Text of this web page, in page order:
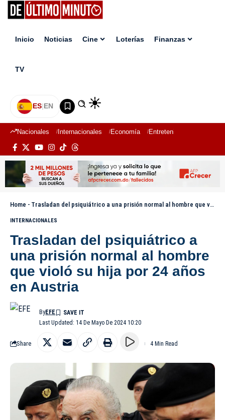
Inicio Noticias Cine Loterías Finanzas
TV
ES|EN
Nacionales Internacionales Economía Entretenimiento
Home - Trasladan del psiquiátrico a una prisión normal al hombre que violó su hija por 24 años en Austria
INTERNACIONALES
Trasladan del psiquiátrico a
una prisión normal al hombre
que violó su hija por 24 años
en Austria
Last Updated: 14 De Mayo De 2024 10:20
ByEFE
Share 4 Min Read